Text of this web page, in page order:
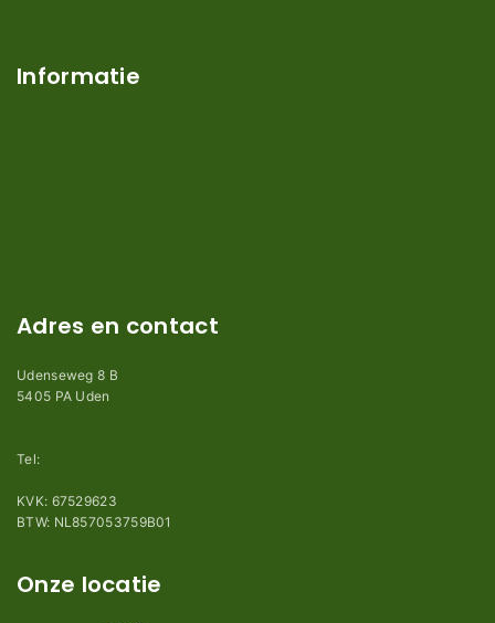
Informatie
Adres en contact
Udenseweg 8 B
5405 PA Uden
Tel:
KVK: 67529623
BTW: NL857053759B01
Onze locatie